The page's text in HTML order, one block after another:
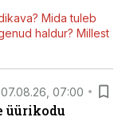
Mida tuleb
haldur? Millest
07.08.26, 07:00
üürikodu